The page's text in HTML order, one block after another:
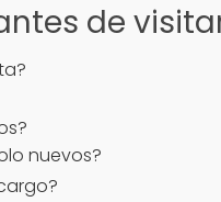
de
nuevos?